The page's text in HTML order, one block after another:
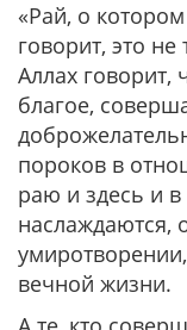
«Рай, о
говорит, это
Аллах говорит,
благое,
пороков в
раю и здесь и
наслаждаются,
вечной жизни.